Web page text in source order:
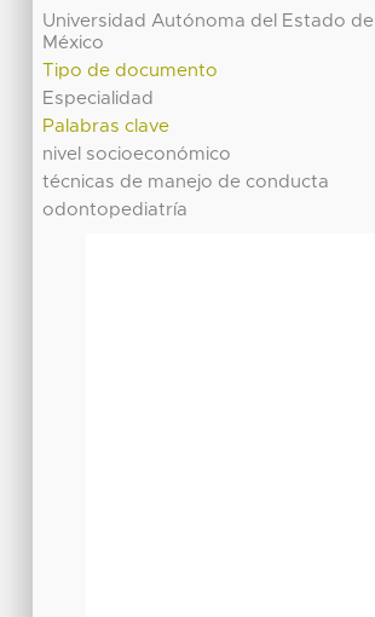
Universidad Autónoma del Estado de
México
Tipo de documento
Especialidad
Palabras clave
nivel socioeconómico
técnicas de manejo de conducta
odontopediatría